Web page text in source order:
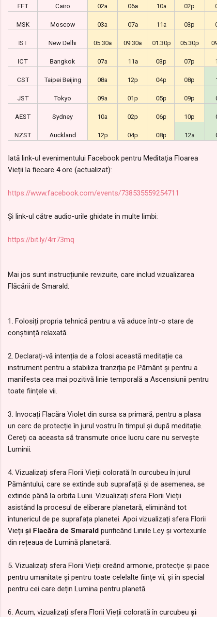
EET Cairo 02a 06a 10a 02p
MSK Moscow 03a 07a 11a 03p
IST New Delhi 05:30a 09:30a 01:30p 05:30p
ICT Bangkok 07a 11a 03p 07p
CST Taipei Beijing 08a 12p 04p 08p
JST Tokyo 09a 01p 05p 09p
AEST Sydney 10a 02p 06p 10p
NZST Auckland 12p 04p 08p 12a
Iată link-ul evenimentului Facebook pentru Meditația Floarea
Vieții la fiecare 4 ore (actualizat):
https://www.facebook.com/events/738535559254711
Și link-ul către audio-urile ghidate în multe limbi:
https://bit.ly/4rr73mq
Mai jos sunt instrucțiunile revizuite, care includ vizualizarea
Flăcării de Smarald:
1. Folosiți propria tehnică pentru a vă aduce într-o stare de
conștiință relaxată.
2. Declarați-vă intenția de a folosi această meditație ca
instrument pentru a stabiliza tranziția pe Pământ și pentru a
manifesta cea mai pozitivă linie temporală a Ascensiunii pentru
toate ființele vii.
3. Invocați Flacăra Violet din sursa sa primară, pentru a plasa
un cerc de protecție în jurul vostru în timpul și după meditație.
Cereți ca aceasta să transmute orice lucru care nu servește
Luminii.
4. Vizualizați sfera Florii Vieții colorată în curcubeu în jurul
Pământului, care se extinde sub suprafață și de asemenea, se
extinde până la orbita Lunii. Vizualizați sfera Florii Vieții
asistând la procesul de eliberare planetară, eliminând tot
întunericul de pe suprafața planetei. Apoi vizualizați sfera Florii
Vieții și Flacăra de Smarald purificând Liniile Ley și vortexurile
din rețeaua de Lumină planetară.
5. Vizualizați sfera Florii Vieții creând armonie, protecție și pace
pentru umanitate și pentru toate celelalte ființe vii, și în special
pentru cei care dețin Lumina pentru planetă.
6. Acum, vizualizați sfera Florii Vieții colorată în curcubeu și